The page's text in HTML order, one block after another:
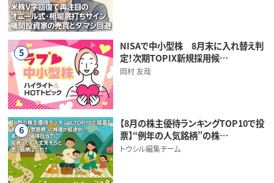
5
NISAで中小型株 8月末に入れ替え判
定！次期TOPIX新規採用候…
岡村 友哉
6
【8月の株主優待ランキングTOP10で投
票】“例年の人気銘柄”の株…
トウシル編集チーム